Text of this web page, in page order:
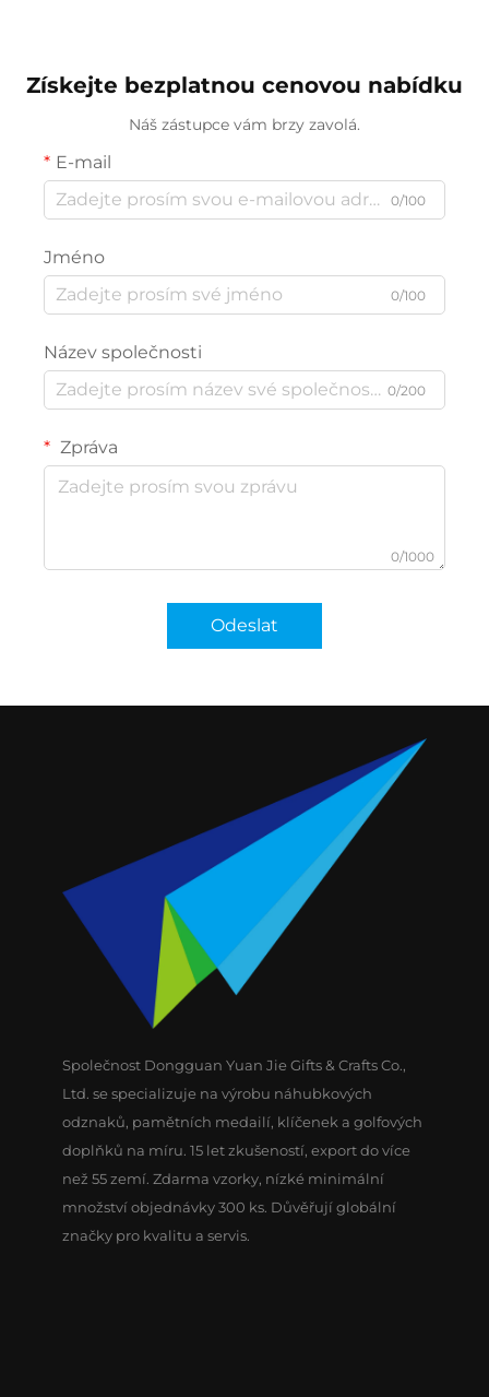
Získejte bezplatnou cenovou nabídku
Náš zástupce vám brzy zavolá.
E-mail
0/100
Jméno
0/100
Název společnosti
0/200
Zpráva
0/1000
Odeslat
Společnost Dongguan Yuan Jie Gifts & Crafts Co.,
Ltd. se specializuje na výrobu náhubkových
odznaků, pamětních medailí, klíčenek a golfových
doplňků na míru. 15 let zkušeností, export do více
než 55 zemí. Zdarma vzorky, nízké minimální
množství objednávky 300 ks. Důvěřují globální
značky pro kvalitu a servis.